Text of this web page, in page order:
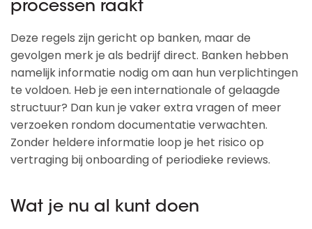
processen raakt
Deze regels zijn gericht op banken, maar de
gevolgen merk je als bedrijf direct. Banken hebben
namelijk informatie nodig om aan hun verplichtingen
te voldoen. Heb je een internationale of gelaagde
structuur? Dan kun je vaker extra vragen of meer
verzoeken rondom documentatie verwachten.
Zonder heldere informatie loop je het risico op
vertraging bij onboarding of periodieke reviews.
Wat je nu al kunt doen